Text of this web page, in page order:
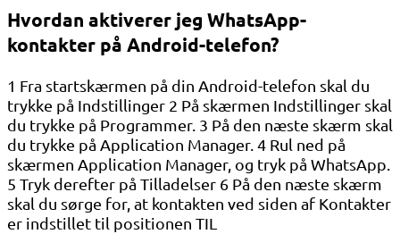
Hvordan aktiverer jeg WhatsApp-
kontakter på Android-telefon?
1 Fra startskærmen på din Android-telefon skal du
trykke på Indstillinger 2 På skærmen Indstillinger skal
du trykke på Programmer. 3 På den næste skærm skal
du trykke på Application Manager. 4 Rul ned på
skærmen Application Manager, og tryk på WhatsApp.
5 Tryk derefter på Tilladelser 6 På den næste skærm
skal du sørge for, at kontakten ved siden af ​​Kontakter
er indstillet til positionen TIL